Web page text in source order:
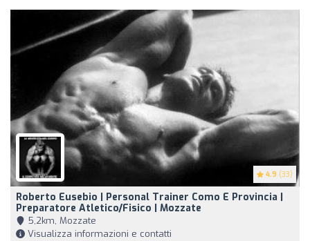
4.9 (33)
Roberto Eusebio | Personal Trainer Como E Provincia |
Preparatore Atletico/Fisico | Mozzate
5,2km, Mozzate
Visualizza informazioni e contatti